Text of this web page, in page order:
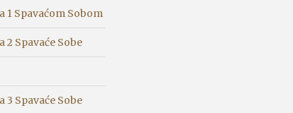
1 Spavaćom Sobom
2 Spavaće Sobe
3 Spavaće Sobe